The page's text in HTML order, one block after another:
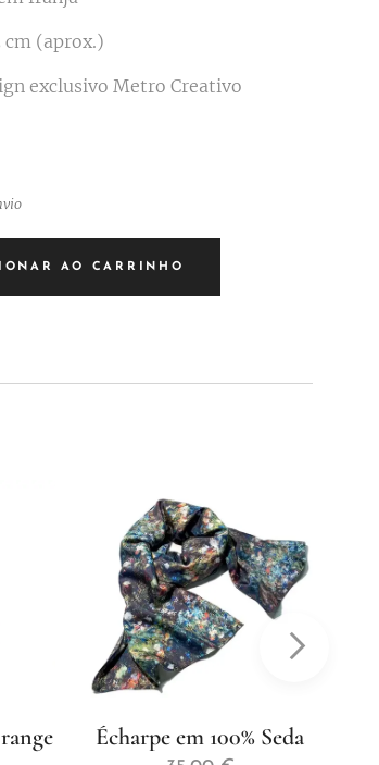
cm (aprox.)
exclusivo Metro Creativo
AO CARRINHO
Écharpe em 100% Seda